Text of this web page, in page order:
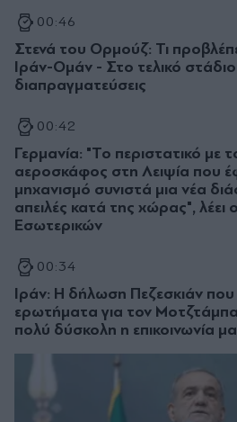
00:46
Στενά του Ορμούζ: Τι
Ιράν-Ομάν - Στο τελικό στάδιο
διαπραγματεύσεις
00:42
Γερμανία: "Το περιστατικό με
αεροσκάφος στη Λειψία που
μηχανισμό συνιστά μια νέα
απειλές κατά της χώρας", λέει
Εσωτερικών
00:34
Ιράν: Η δήλωση Πεζεσκιάν
ερωτήματα για τον Μοτζτάμπα
πολύ δύσκολη η επικοινωνία